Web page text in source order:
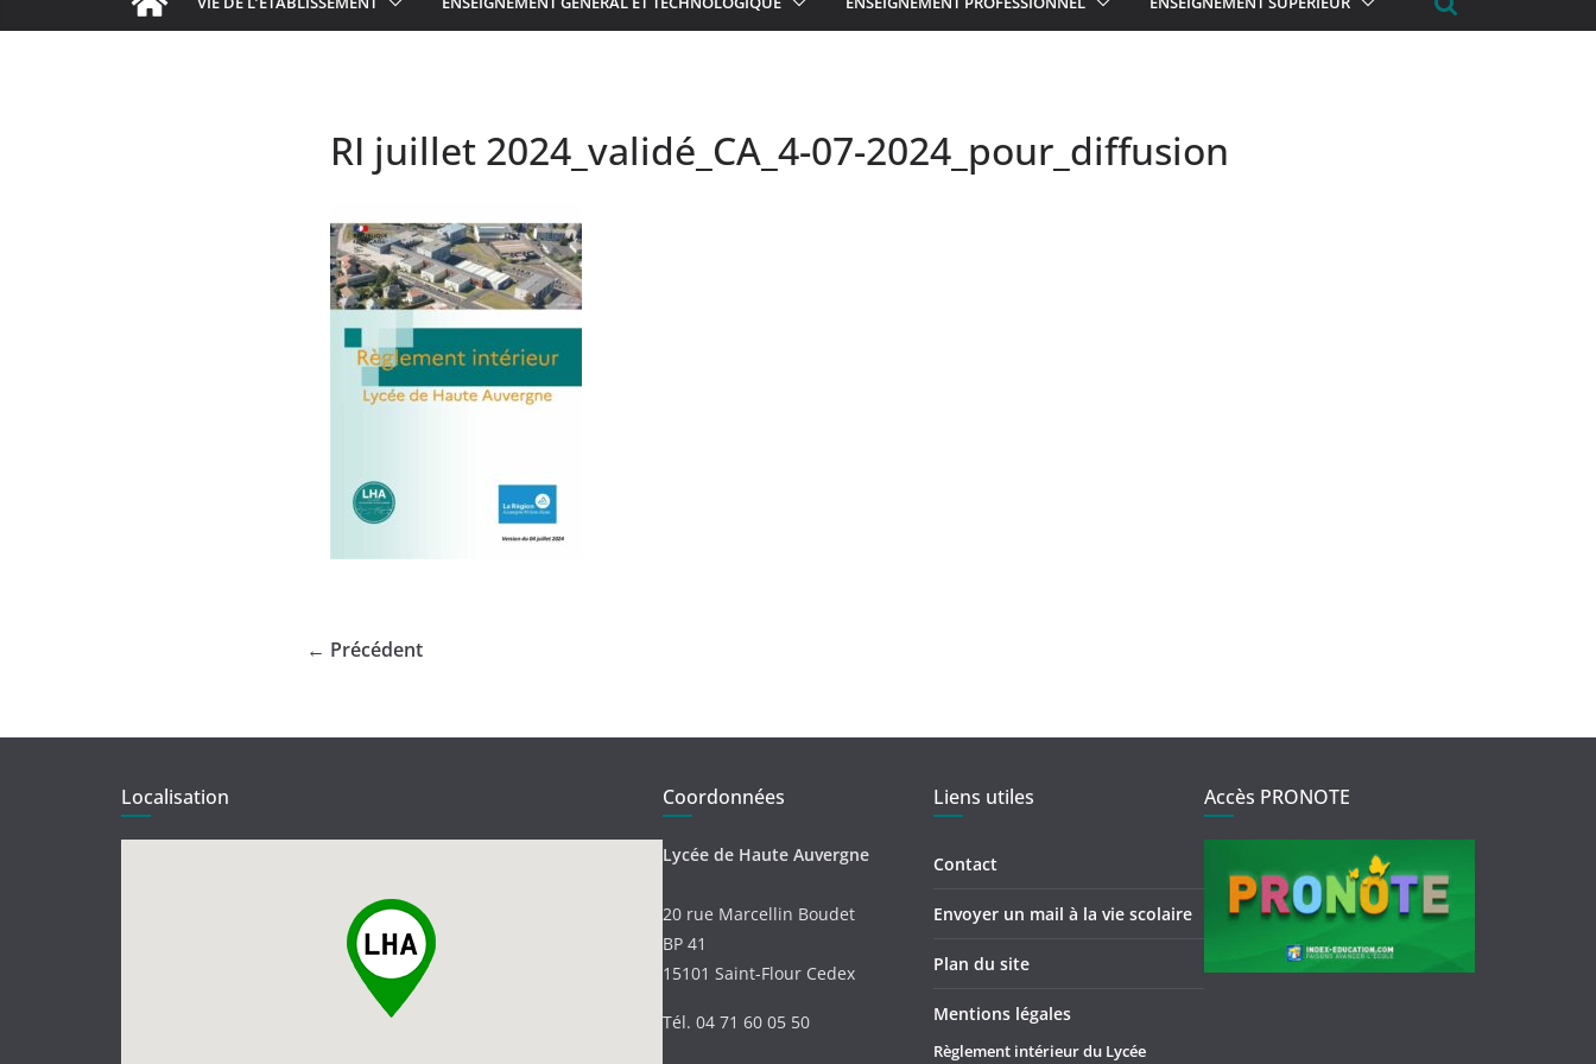
RI juillet 2024_validé_CA_4-07-2024_pour_diffusion
← Précédent
Localisation Coordonnées
Lycée de Haute Auvergne
20 rue Marcellin Boudet
BP 41
15101 Saint-Flour Cedex
Tél. 04 71 60 05 50
Liens utiles
Contact
Envoyer un mail à la vie scolaire
Plan du site
Mentions légales
Règlement intérieur du Lycée
Accès PRONOTE